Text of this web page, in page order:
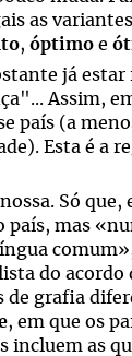
as
, óptimo e
já
Assim,
país (a
Esta é a
Só
país, mas
do acordo
grafia
, em que os
incluem as